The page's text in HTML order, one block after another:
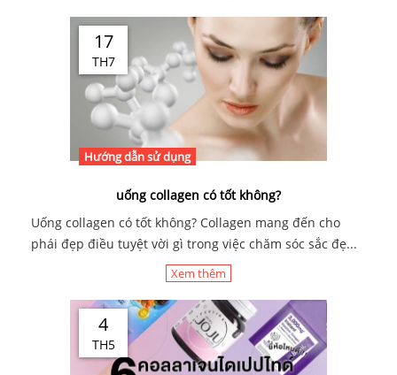
17
TH7
Hướng dẫn sử dụng
uống collagen có tốt không?
Uống collagen có tốt không? Collagen mang đến cho
phái đẹp điều tuyệt vời gì trong việc chăm sóc sắc đẹ...
Xem thêm
4
TH5